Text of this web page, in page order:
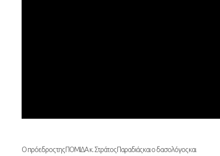
Ο πρόεδρος της ΠΟΜΙΔΑ κ. Στράτος Παραδιάς και ο δασολόγος και